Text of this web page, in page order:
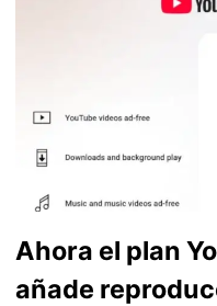
Ahora el plan
añade